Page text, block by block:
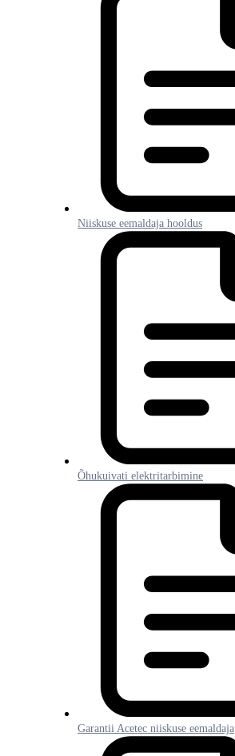
Niiskuse eemaldaja hooldus
Õhukuivati elektritarbimine
Garantii Acetec niiskuse eemaldaja